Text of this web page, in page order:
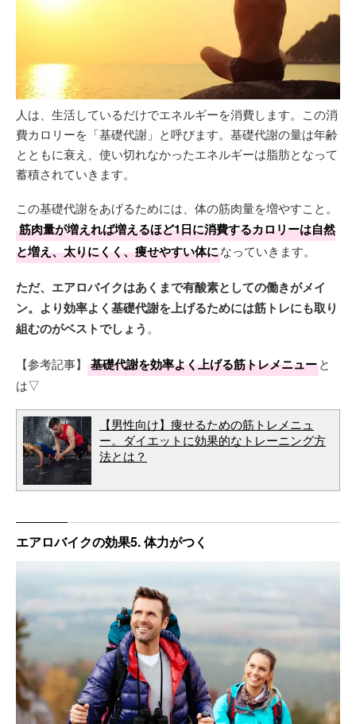
人は、生活しているだけでエネルギーを消費します。この消
費カロリーを「基礎代謝」と呼びます。基礎代謝の量は年齢
とともに衰え、使い切れなかったエネルギーは脂肪となって
蓄積されていきます。
この基礎代謝をあげるためには、体の筋肉量を増やすこと。
筋肉量が増えれば増えるほど1日に消費するカロリーは自然
と増え、太りにくく、痩せやすい体になっていきます。
ただ、エアロバイクはあくまで有酸素としての働きがメイ
ン。より効率よく基礎代謝を上げるためには筋トレにも取り
組むのがベストでしょう 。
【参考記事】 基礎代謝を効率よく上げる筋トレメニューと
は▽
【男性向け】痩せるための筋トレメニュ
ー。ダイエットに効果的なトレーニング方
法とは？
エアロバイクの効果5. 体力がつく